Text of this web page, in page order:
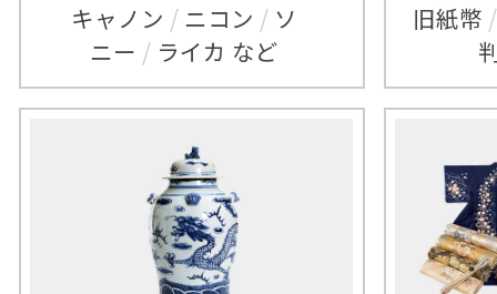
キャノン / ニコン / ソ
ニー / ライカ など
旧紙幣